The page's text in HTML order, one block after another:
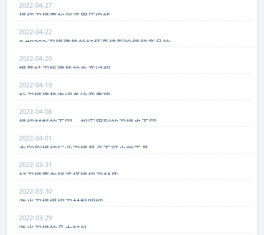
2022-04-27
模切刀模要如何选用压痕线
2022-04-22
&#8203;刀模弹垫的好坏直接影响模切产品的
2022-04-20
狮普特刀版弹垫的生产过程
2022-04-19
粘刀模弹垫海绵条注意事项
2022-04-08
模切材料的不同，相应用到的刀模也不同
2022-04-01
在印刷模切行业刀模是必不可少的工具
2022-03-31
好刀模要怎样选择模切刀材质
2022-03-30
激光刀模模切刀材料明细
2022-03-29
激光刀模的几大好处